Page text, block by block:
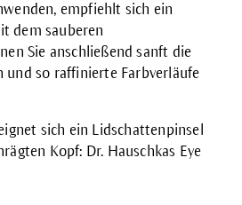
empfiehlt sich ein
dem sauberen
Sie anschließend sanft die
und so raffinierte Farbverläufe
sich ein Lidschattenpinsel
Kopf: Dr. Hauschkas Eye